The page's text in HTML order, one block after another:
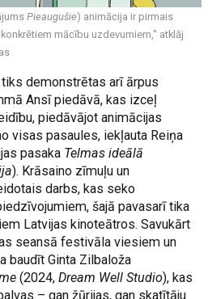
Pieaugušie) animācija ir pirmais
mācību uzdevumiem," atklāj
demonstrētas arī ārpus
Ansī piedāvā, kas izceļ
piedāvājot animācijas
visas pasaules, iekļauta Reiņa
pasaka Telmas ideālā
). Krāsaino zīmuļu un
darbs, kas seko
šajā pavasarī tika
Latvijas kinoteātros. Savukārt
seansā festivāla viesiem un
baudīt Ginta Zilbaloža
(2024,Dream Well Studio), kas
– gan žūrijas, gan skatītāju